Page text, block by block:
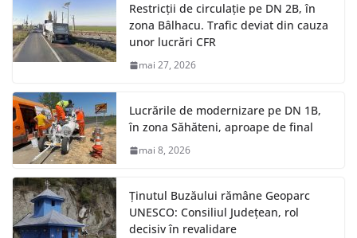
Restricții de circulație pe DN 2B, în
zona Bâlhacu. Trafic deviat din cauza
unor lucrări CFR
mai 27, 2026
Lucrările de modernizare pe DN 1B,
în zona Săhăteni, aproape de final
mai 8, 2026
Ținutul Buzăului rămâne Geoparc
UNESCO: Consiliul Județean, rol
decisiv în revalidare